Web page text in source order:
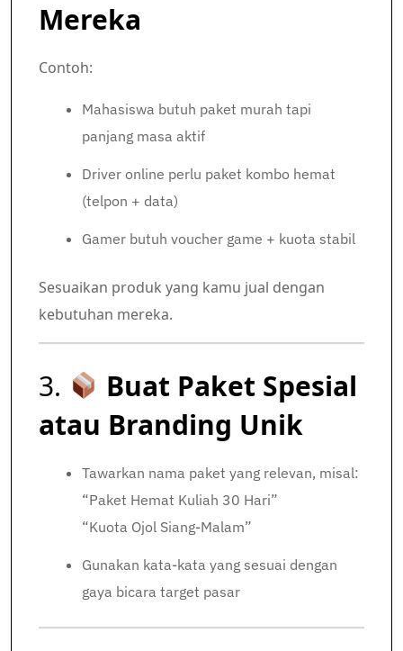
Mereka
Contoh:
Mahasiswa butuh paket murah tapi
panjang masa aktif
Driver online perlu paket kombo hemat
(telpon + data)
Gamer butuh voucher game + kuota stabil
Sesuaikan produk yang kamu jual dengan
kebutuhan mereka.
3.
Buat Paket Spesial
atau Branding Unik
Tawarkan nama paket yang relevan, misal:
“Paket Hemat Kuliah 30 Hari”
“Kuota Ojol Siang-Malam”
Gunakan kata-kata yang sesuai dengan
gaya bicara target pasar